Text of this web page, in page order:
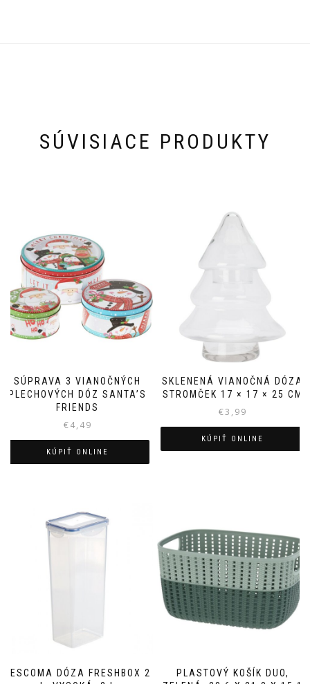
SÚVISIACE PRODUKTY
SÚPRAVA 3 VIANOČNÝCH
PLECHOVÝCH DÓZ SANTA’S
FRIENDS
€4,49
KÚPIŤ ONLINE
SKLENENÁ VIANOČNÁ DÓZA
STROMČEK 17 × 17 × 25 CM
€3,99
KÚPIŤ ONLINE
TESCOMA DÓZA FRESHBOX 2
PLASTOVÝ KOŠÍK DUO,